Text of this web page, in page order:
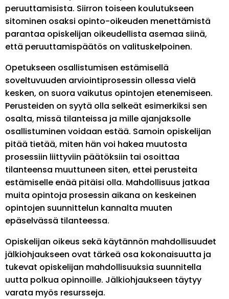
peruuttamisista. Siirron toiseen koulutukseen
sitominen osaksi opinto-oikeuden menettämistä
parantaa opiskelijan oikeudellista asemaa siinä,
että peruuttamispäätös on valituskelpoinen.
Opetukseen osallistumisen estämisellä
soveltuvuuden arviointiprosessin ollessa vielä
kesken, on suora vaikutus opintojen etenemiseen.
Perusteiden on syytä olla selkeät esimerkiksi sen
osalta, missä tilanteissa ja mille ajanjaksolle
osallistuminen voidaan estää. Samoin opiskelijan
pitää tietää, miten hän voi hakea muutosta
prosessiin liittyviin päätöksiin tai osoittaa
tilanteensa muuttuneen siten, ettei perusteita
estämiselle enää pitäisi olla. Mahdollisuus jatkaa
muita opintoja prosessin aikana on keskeinen
opintojen suunnittelun kannalta muuten
epäselvässä tilanteessa.
Opiskelijan oikeus sekä käytännön mahdollisuudet
jälkiohjaukseen ovat tärkeä osa kokonaisuutta ja
tukevat opiskelijan mahdollisuuksia suunnitella
uutta polkua opinnoille. Jälkiohjaukseen täytyy
varata myös resursseja.